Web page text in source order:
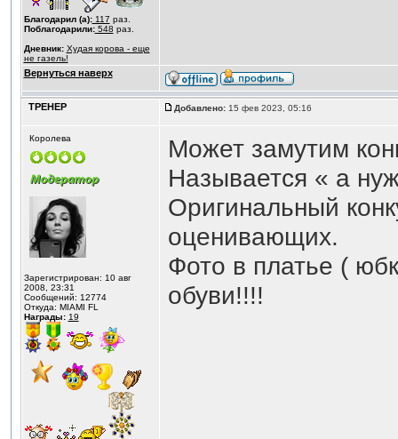
Благодарил (а):117 раз.
Поблагодарили:548 раз.
Дневник: Худая корова - еще
не газель!
Вернуться наверх
ТРЕНЕР Добавлено:15 фев 2023, 05:16
Королева
Зарегистрирован: 10 авг
2008, 23:31
Сообщений: 12774
Откуда: MIAMI FL
Награды: 19
Может замутим
Называется « а
Оригинальный
оценивающих.
Фото в платье (
обуви!!!!